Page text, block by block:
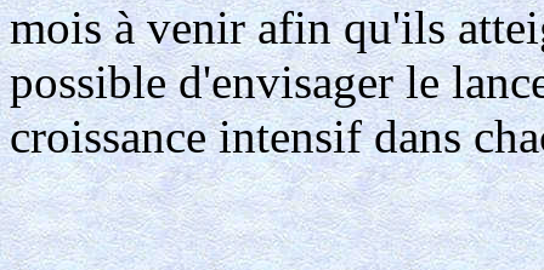
mois à venir afin qu'ils
possible d'envisager le
croissance intensif dans